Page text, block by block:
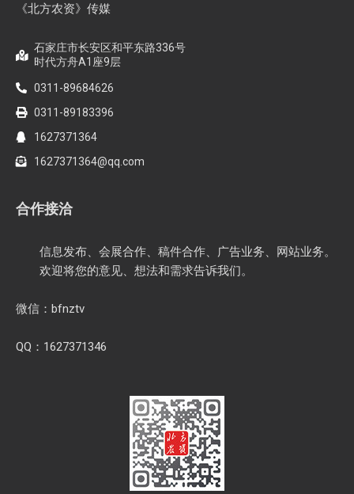
《北方农资》传媒
石家庄市长安区和平东路336号
时代方舟A1座9层
0311-89684626
0311-89183396
1627371364
1627371364@qq.com
合作接洽
信息发布、会展合作、稿件合作、广告业务、网站业务。
欢迎将您的意见、想法和需求告诉我们。
微信：bfnztv
QQ：1627371346